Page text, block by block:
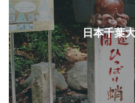
日本千葉